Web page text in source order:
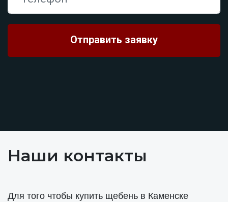
Наши контакты
Для того чтобы купить щебень в Каменске